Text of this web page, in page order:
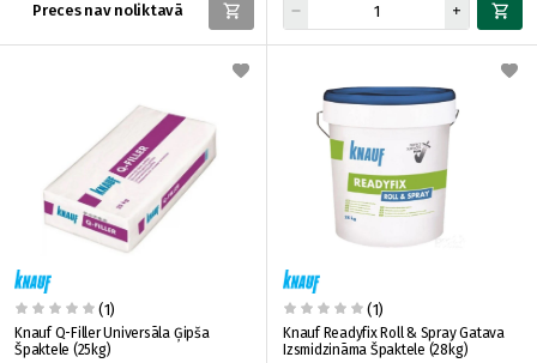
Preces nav noliktavā
(1)
Knauf Q-Filler Universāla Ģipša
Špaktele (25kg)
(1)
Knauf Readyfix Roll & Spray Gatava
Izsmidzināma Špaktele (28kg)